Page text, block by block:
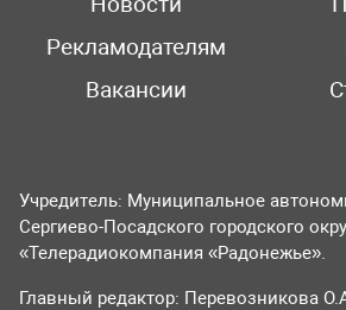
Рекламодателям
Вакансии
Учредитель: Муниципальное
Сергиево-Посадского городского
«Телерадиокомпания «Радонежье».
Главный редактор: Перевозникова